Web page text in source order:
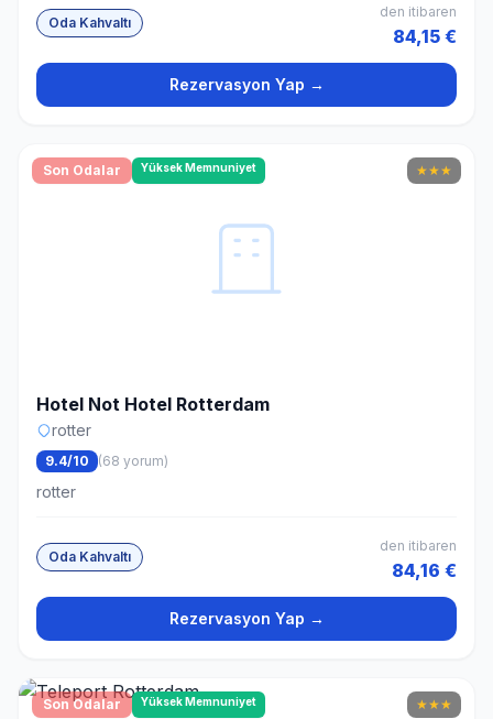
Oda Kahvaltı
den itibaren
84,15 €
Rezervasyon Yap →
Son Odalar Yüksek Memnuniyet ★★★
Hotel Not Hotel Rotterdam
rotter
9.4/10 (68 yorum)
rotter
Oda Kahvaltı
den itibaren
84,16 €
Rezervasyon Yap →
Son Odalar Yüksek Memnuniyet ★★★